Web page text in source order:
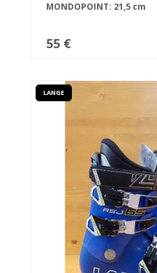
MONDOPOINT: 21,5 cm
55 €
LANGE